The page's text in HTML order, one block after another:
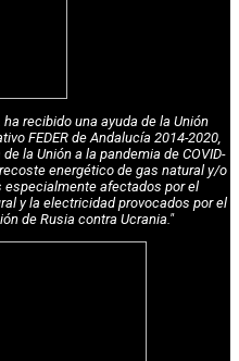
ha recibido una ayuda de la Unión
FEDER de Andalucía 2014-2020,
la Unión a la pandemia de COVID-
energético de gas natural y/o
afectados por el
y la electricidad provocados por el
de Rusia contra Ucrania."